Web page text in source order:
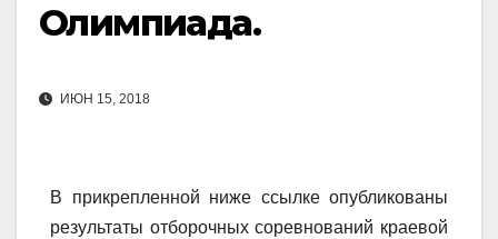
Олимпиада.
ИЮН 15, 2018
В прикрепленной ниже ссылке опубликованы
результаты отборочных соревнований краевой